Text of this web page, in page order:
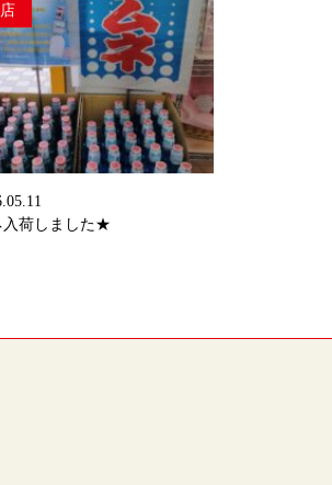
入荷しました★